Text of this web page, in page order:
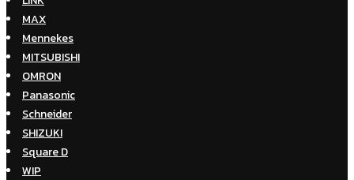
MAX
Mennekes
MITSUBISHI
OMRON
Panasonic
Schneider
SHIZUKI
Square D
WIP